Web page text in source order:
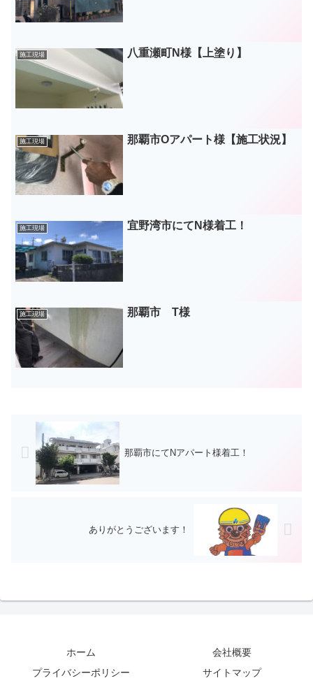
施工現場 八重瀬町N様【上塗り】
施工現場 那覇市Oアパート様【施工状況】
施工現場 宜野湾市にてN様着工！
施工現場 那覇市 T様
那覇市にてNアパート様着工！
ありがとうございます！
ホーム
会社概要
プライバシーポリシー
サイトマップ